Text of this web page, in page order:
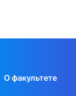
О факультете